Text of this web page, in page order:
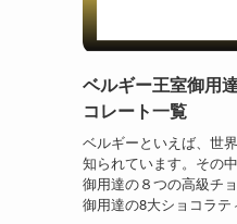
ベルギー王室御用
コレート一覧
ベルギーといえば、世
知られています。その
御用達の８つの高級チ
御用達の8大ショコラ